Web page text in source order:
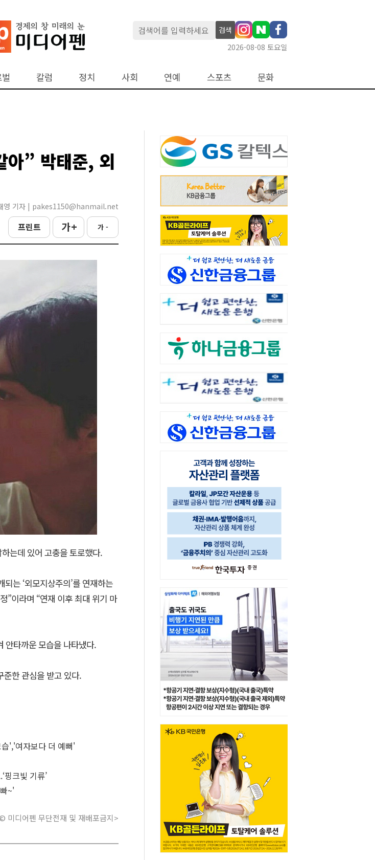
검색
2026-08-08 토요일
칼럼 정치 사회 연예 스포츠 문화
아” 박태준, 외
영 기자 | pakes1150@hanmail.net
프린트 가 + 가 -
는데 있어 고충을 토로했다.
는 ‘외모지상주의’를 연재하는
”이라며 “연재 이후 최대 위기 마
안타까운 모습을 나타냈다.
준한 관심을 받고 있다.
','여자보다 더 예뻐'
크빛 기류’
~'
미디어펜 무단전재 및 재배포금지>